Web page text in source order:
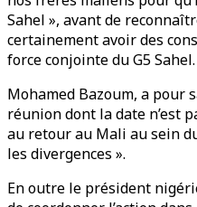
Sahel », avant de
certainement avoir des
force conjointe du G5 Sahel.
Mohamed Bazoum, a pour
réunion dont la date n’est
au retour au Mali au sein
les divergences ».
En outre le président